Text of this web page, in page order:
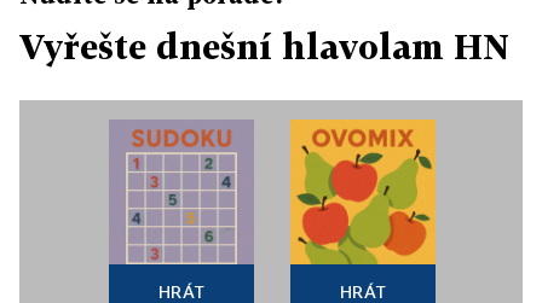
Vyřešte dnešní hlavolam HN
HRÁT HRÁT